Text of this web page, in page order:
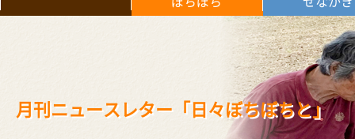
月刊ニュースレター「日々ぼちぼちと」